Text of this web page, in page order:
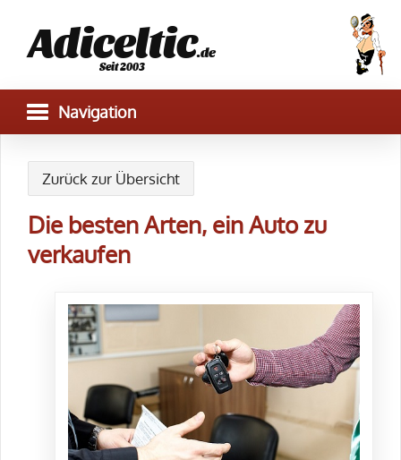
Adiceltic.de
Seit 2003
Zurück zur Übersicht
Die besten Arten, ein Auto zu
verkaufen